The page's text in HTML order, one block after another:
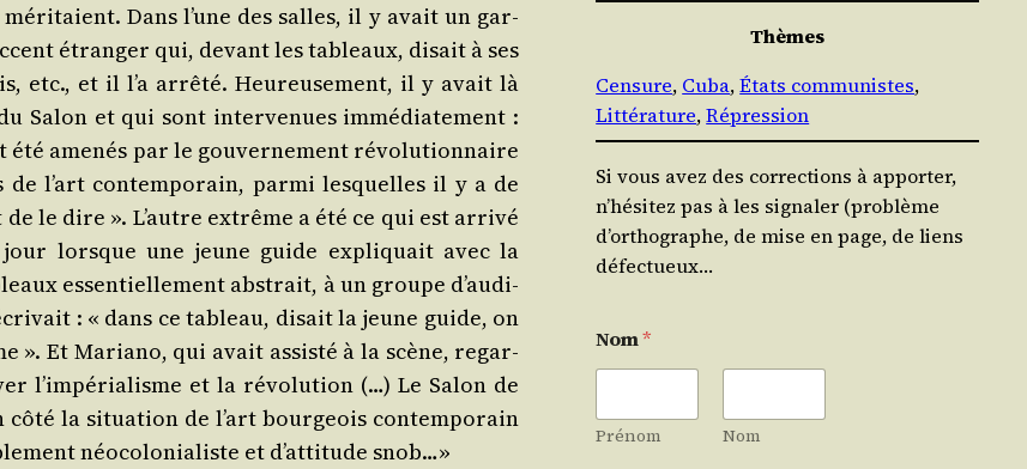
Dans l’une des salles, il y avait un gar­
étran­ger qui, devant les tableaux, disait à ses
etc., et il l’a arrê­té. Heu­reu­se­ment, il y avait là
Salon et qui sont inter­ve­nues immé­dia­te­ment :
été ame­nés par le gou­ver­ne­ment révo­lu­tion­naire
l’art contem­po­rain, par­mi les­quelles il y a de
le dire ». L’autre extrême a été ce qui est arri­vé
lorsque une jeune guide expli­quait avec la
essen­tiel­le­ment abs­trait, à un groupe d’au­di­
: « dans ce tableau, disait la jeune guide, on
Et Maria­no, qui avait assis­té à la scène, regar­
l’im­pé­ria­lisme et la révo­lu­tion (…) Le Salon de
la situa­tion de l’art bour­geois contem­po­rain
néo­co­lo­nia­liste et d’at­ti­tude snob…»
Thèmes
Censure, Cuba, États communistes
Littérature, Répression
Si vous avez des corrections à apporter,
n’hésitez pas à les signaler (problème
d’orthographe, de mise en page, de liens
défectueux…
Nom*
Prénom Nom